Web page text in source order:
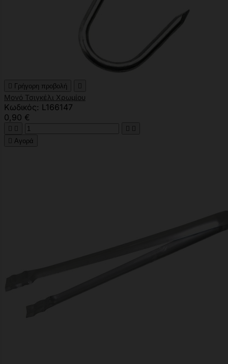
 Γρήγορη προβολή 
Μονό Τσιγκέλι Χρωμίου
Κωδικός: L166147
0,90 €
   
 Αγορά